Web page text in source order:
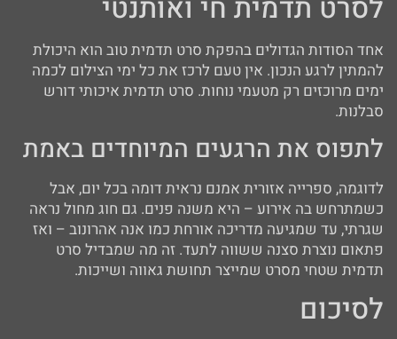
לסרט תדמית חי ואותנטי
אחד הסודות הגדולים בהפקת סרט תדמית טוב הוא היכולת
להמתין לרגע הנכון. אין טעם לרכז את כל ימי הצילום לכמה
ימים מרוכזים רק מטעמי נוחות. סרט תדמית איכותי דורש
סבלנות.
לתפוס את הרגעים המיוחדים באמת
לדוגמה, ספרייה אזורית אמנם נראית דומה בכל יום, אבל
כשמתרחש בה אירוע – היא משנה פנים. גם חוג מחול נראה
שגרתי, עד שמגיעה מדריכה אורחת כמו אנה אהרונוב – ואז
פתאום נוצרת סצנה ששווה לתעד. זה מה שמבדיל סרט
תדמית שטחי מסרט שמייצר תחושת גאווה ושייכות.
לסיכום